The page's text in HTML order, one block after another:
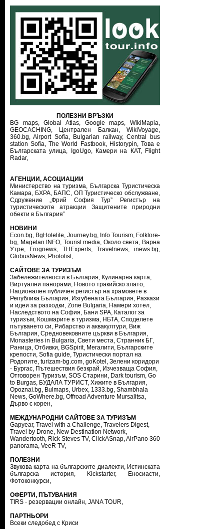
ПОЛЕЗНИ ВРЪЗКИ
BG maps,
Global Atlas, Google maps,
WikiMapia,
GEOCACHING,
Централен Балкан,
WikiVoyage,
360.bg, Airport Sofia, Bulgarian railway, Central bus
station Sofia, The World Fastbook, Historypin, Това е
Българската улица,
IgoUgo, Камери на КАТ, Flight
Radar,
АГЕНЦИИ, АСОЦИАЦИИ
Министерство на туризма, Българска Туристическа
Камара, БХРА, БАПС, ОП Туристическо обслужване,
Сдружение „Фрий София Тур”
Регистър на
туристическите атракции
Защитените природни
обекти в България”
НОВИНИ
Econ.bg, BgHotelite, Journey.bg, Info Tourism, Folklore-
bg, Magelan INFO, Tourist media, Около света, Варна
Утре, Frognews, THExperts,Travelnews, inews.bg,
GlobusNews, Photolist,
САЙТОВЕ ЗА ТУРИЗЪМ
Забележителности в България, Кулинарна карта,
Виртуални панорами, Новото тракийско злато,
Национален публичен регистър на храмовете в
Република България, Изгубената България, Разкази
и идеи за разходки, Zone Bulgaria, Намери хотел,
Наследството на София, Бани SPA, Каталог за
туризъм, Кошмарите в туризма, НБТА, Споделете
пътуването си, Рибарство и аквакултури, Виж
България, Средновековните църкви в България,
Monasteries in Bulgaria, Свети места, Странник БГ,
Раница, Отбивки, BGSpirit, Мегалити, Българските
крепости, Sofia guide, Туристически портал на
Родопите, turizam-bg.com, goKotel , Зелени коридори
- Бургас, Пътешествия безкрай, Изчезваща София,
Отговорен Туризъм, SOS Старини, Dark tourism, Go
to Burgas, БУДАЛА ТУРИСТ, Хижите в България,
Opoznai.bg, Bulmaps, Urbex, 1333.bg, Shambhala
News, GoWhere.bg, Offroad Adventure Mursalitsa,
Дърво с корен,
МЕЖДУНАРОДНИ САЙТОВЕ ЗА ТУРИЗЪМ
Gapyear, Travel with a Challenge, Travelers Digest,
Travel by Drone, New Destination Network,
Wandertooth, Rick Steves TV, ClickASnap,AirPano 360
panorama, VeeR TV,
ПОЛЕЗНИ
Звукова карта на българските диалекти, Истинската
българска история, Kickstarter, Еносиасти,
Фотоконкурси,
ОФЕРТИ, ПЪТУВАНИЯ
TIRS - резервации онлайн, JANA TOUR,
ПАРТНЬОРИ
Всеки следобед с Криси